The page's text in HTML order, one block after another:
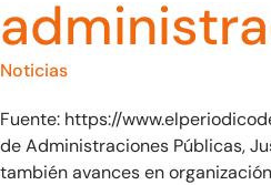
Noticias
Fuente: https://
de Administraciones Públicas,
también avances en